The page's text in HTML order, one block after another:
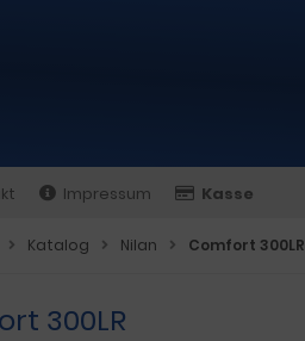
Impressum Kasse
Katalog Nilan Comfort 300LR
300LR